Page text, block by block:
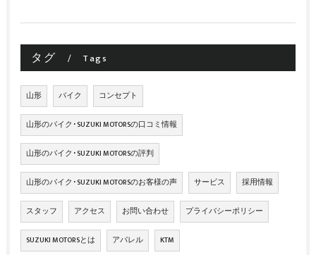
タグ Tags
山形 バイク コンセプト
山形のバイク･SUZUKI MOTORSの口コミ情報
山形のバイク･SUZUKI MOTORSの評判
山形のバイク･SUZUKI MOTORSのお客様の声 サービス 採用情報
スタッフ アクセス お問い合わせ プライバシーポリシー
SUZUKI MOTORSとは アパレル KTM